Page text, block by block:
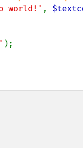
world!' ,
);